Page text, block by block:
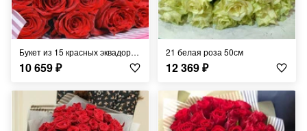
Букет из 15 красных эквадорских роз 50см
10 659₽
21 белая роза 50см
12 369₽